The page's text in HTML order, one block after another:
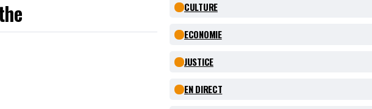
CULTURE
ECONOMIE
JUSTICE
EN DIRECT